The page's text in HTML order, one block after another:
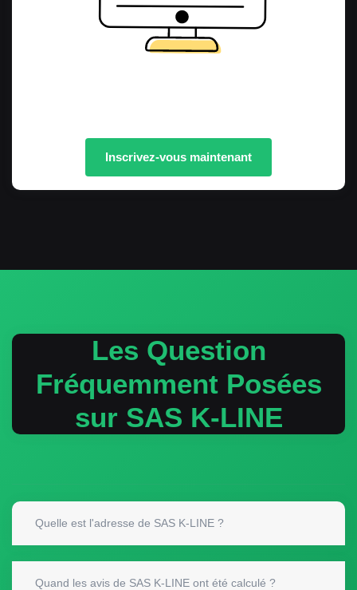
Inscrivez-vous maintenant
Les Question
Fréquemment Posées
sur SAS K-LINE
Quelle est l'adresse de SAS K-LINE ?
Quand les avis de SAS K-LINE ont été calculé ?